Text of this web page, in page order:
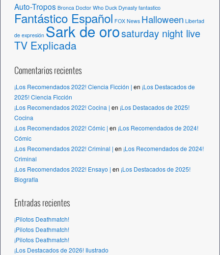
Auto-Tropos Bronca Doctor Who Duck Dynasty fantastico
Fantástico Español FOX News Halloween Libertad
de expresión Sark de orosaturday night live
TV Explicada
Comentarios recientes
¡Los Recomendados 2022! Ciencia Ficción | en ¡Los Destacados de
2025! Ciencia Ficción
¡Los Recomendados 2022! Cocina | en ¡Los Destacados de 2025!
Cocina
¡Los Recomendados 2022! Cómic | en ¡Los Recomendados de 2024!
Cómic
¡Los Recomendados 2022! Criminal | en ¡Los Recomendados de 2024!
Criminal
¡Los Recomendados 2022! Ensayo | en ¡Los Destacados de 2025!
Biografía
Entradas recientes
¡Pilotos Deathmatch!
¡Pilotos Deathmatch!
¡Pilotos Deathmatch!
¡Los Destacados de 2026! Ilustrado